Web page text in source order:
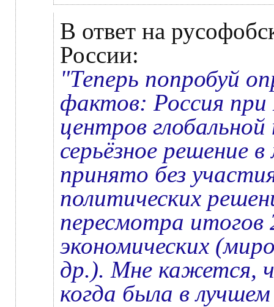
В ответ на
России:
"Теперь попробуй
фактов: Россия
центров
серьёзное
принято без
политических
пересмотра
экономических
др.). Мне кажется,
когда была в